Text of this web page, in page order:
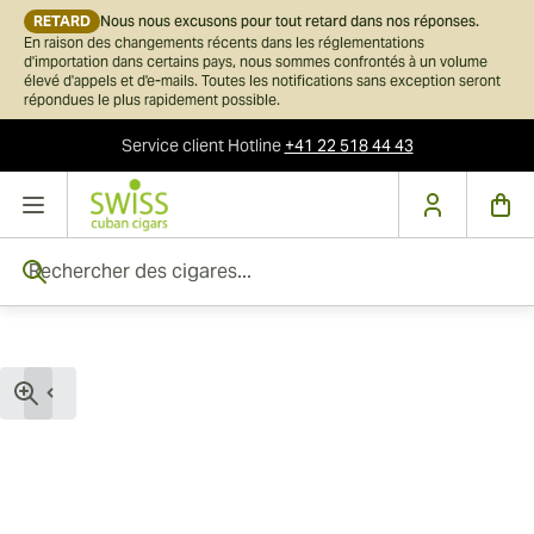
RETARD Nous nous excusons pour tout retard dans nos réponses.
En raison des changements récents dans les réglementations
d'importation dans certains pays, nous sommes confrontés à un volume
élevé d'appels et d'e-mails. Toutes les notifications sans exception seront
répondues le plus rapidement possible.
Service clientHotline+41 22 518 44 43
Skip to Content